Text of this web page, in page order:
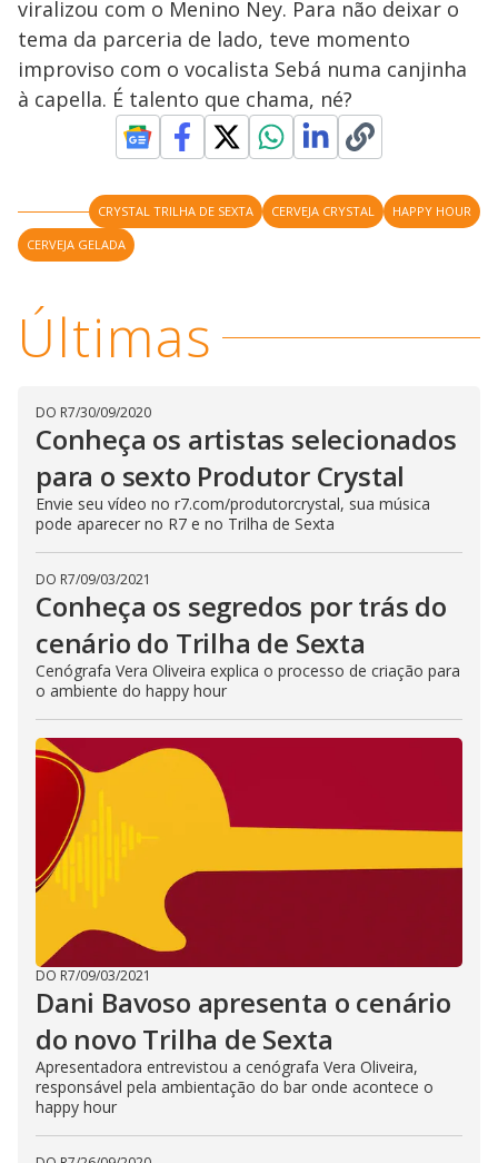
viralizou com o Menino Ney. Para não deixar o
tema da parceria de lado, teve momento
improviso com o vocalista Sebá numa canjinha
à capella. É talento que chama, né?
CRYSTAL TRILHA DE SEXTA CERVEJA CRYSTAL
HAPPY HOUR
CERVEJA GELADA
Últimas
DO R7/30/09/2020
Conheça os artistas selecionados
para o sexto Produtor Crystal
Envie seu vídeo no r7.com/produtorcrystal, sua música
pode aparecer no R7 e no Trilha de Sexta
DO R7/09/03/2021
Conheça os segredos por trás do
cenário do Trilha de Sexta
Cenógrafa Vera Oliveira explica o processo de criação para
o ambiente do happy hour
DO R7/09/03/2021
Dani Bavoso apresenta o cenário
do novo Trilha de Sexta
Apresentadora entrevistou a cenógrafa Vera Oliveira,
responsável pela ambientação do bar onde acontece o
happy hour